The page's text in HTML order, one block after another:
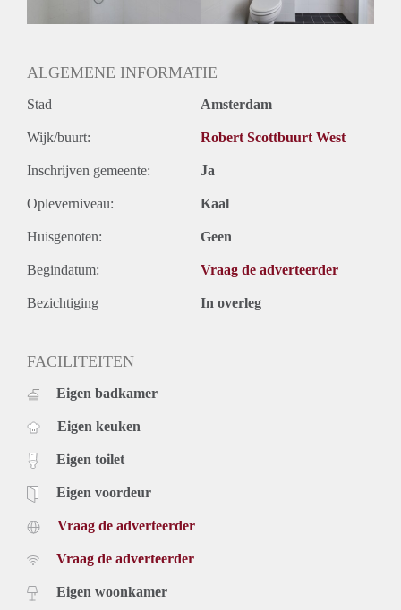
ALGEMENE INFORMATIE
Stad Amsterdam
Wijk/buurt: Robert Scottbuurt West
Inschrijven gemeente: Ja
Opleverniveau: Kaal
Huisgenoten: Geen
Begindatum: Vraag de adverteerder
Bezichtiging In overleg
FACILITEITEN
Eigen badkamer
Eigen keuken
Eigen toilet
Eigen voordeur
Vraag de adverteerder
Vraag de adverteerder
Eigen woonkamer